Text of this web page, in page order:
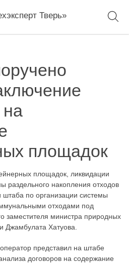
Тверь»
на
площадок
площадок, ликвидации
раздельного накопления отходов
штаба по организации системы
отходами под
заместителя министра природных
Джамбулата Хатуова.
представил на штабе
договоров на содержание